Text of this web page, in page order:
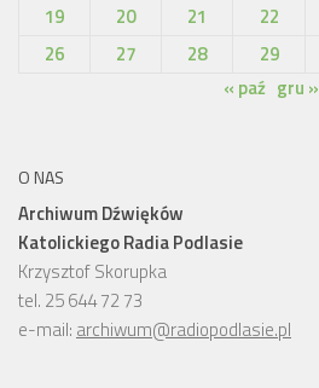
19
20 21 22
26
27 28 29
« paź gru »
O NAS
Archiwum Dźwięków
Katolickiego Radia Podlasie
Krzysztof Skorupka
tel. 25 644 72 73
e-mail: archiwum@radiopodlasie.pl